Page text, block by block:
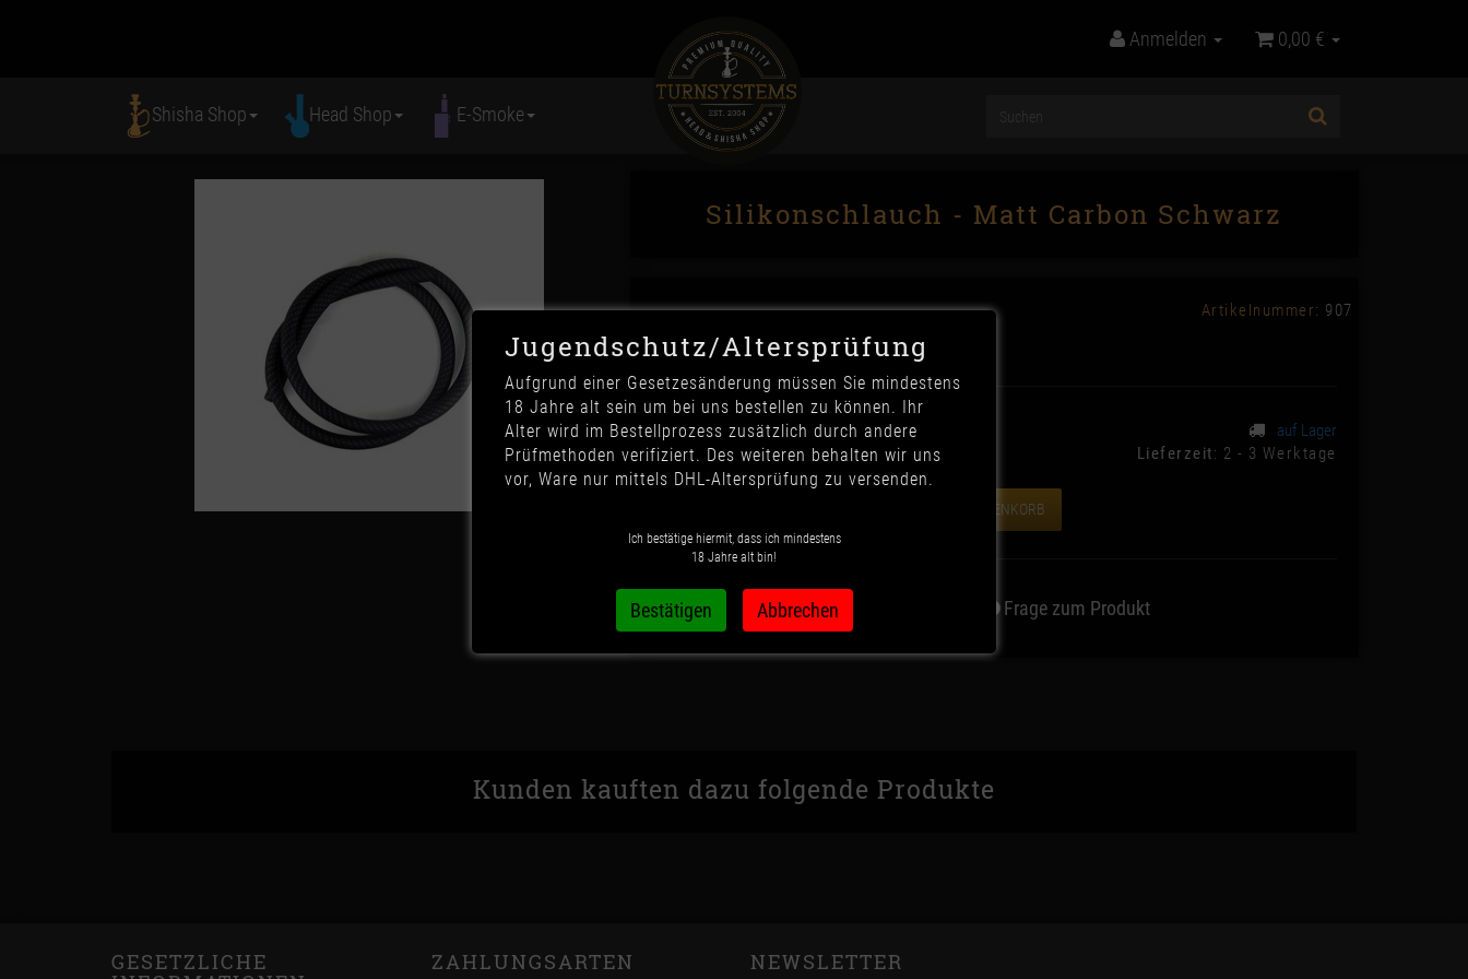
Anmelden 0,00 €
Shisha Shop Head Shop E-Smoke
Silikonschlauch - Matt Carbon Schwarz
Artikelnummer: 907
9,90 € *
auf Lager
Lieferzeit: 2 - 3 Werktage
IN DEN WARENKORB
Wunschzettel Frage zum Produkt
Kunden kauften dazu folgende Produkte
GESETZLICHE ZAHLUNGSARTEN NEWSLETTER
Jugendschutz/Altersprüfung
Aufgrund einer Gesetzesänderung müssen Sie mindestens
18 Jahre alt sein um bei uns bestellen zu können. Ihr
Alter wird im Bestellprozess zusätzlich durch andere
Prüfmethoden verifiziert. Des weiteren behalten wir uns
vor, Ware nur mittels DHL-Altersprüfung zu versenden.
Ich bestätige hiermit, dass ich mindestens
18 Jahre alt bin!